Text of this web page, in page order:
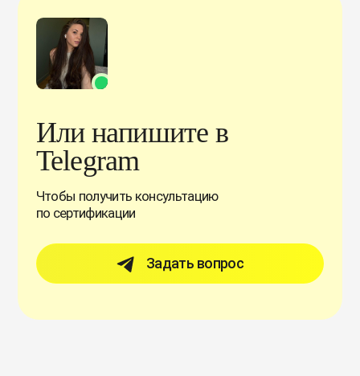
Или напишите в
Telegram
Чтобы получить консультацию
по сертификации
Задать вопрос